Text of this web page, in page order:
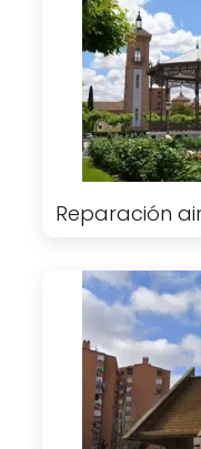
Reparación